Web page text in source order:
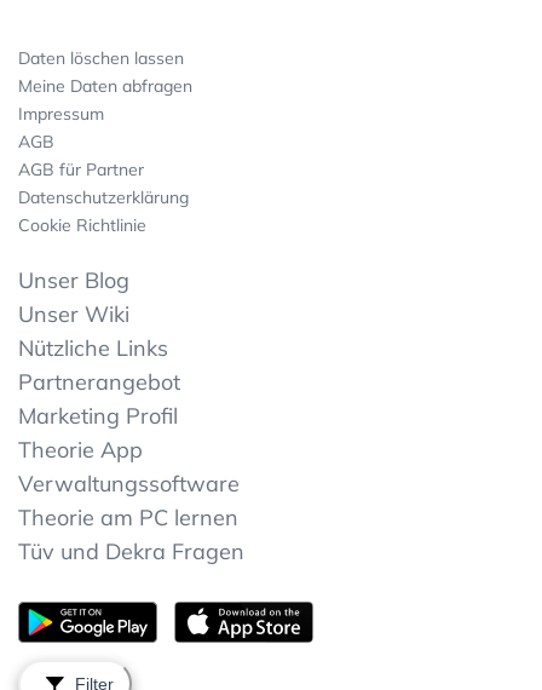
Filter
Daten löschen lassen
Meine Daten abfragen
Impressum
AGB
AGB für Partner
Datenschutzerklärung
Cookie Richtlinie
Unser Blog
Unser Wiki
Nützliche Links
Partnerangebot
Marketing Profil
Theorie App
Verwaltungssoftware
Theorie am PC lernen
Tüv und Dekra Fragen